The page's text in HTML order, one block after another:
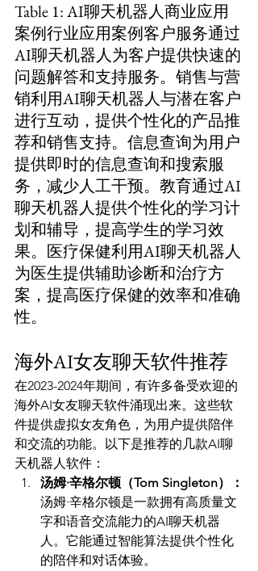
Table 1: AI聊天机器人商业应用
案例行业应用案例客户服务通过
AI聊天机器人为客户提供快速的
问题解答和支持服务。销售与营
销利用AI聊天机器人与潜在客户
进行互动，提供个性化的产品推
荐和销售支持。信息查询为用户
提供即时的信息查询和搜索服
务，减少人工干预。教育通过AI
聊天机器人提供个性化的学习计
划和辅导，提高学生的学习效
果。医疗保健利用AI聊天机器人
为医生提供辅助诊断和治疗方
案，提高医疗保健的效率和准确
性。
海外AI女友聊天软件推荐
在2023-2024年期间，有许多备受欢迎的
海外AI女友聊天软件涌现出来。这些软
件提供虚拟女友角色，为用户提供陪伴
和交流的功能。以下是推荐的几款AI聊
天机器人软件：
汤姆·辛格尔顿（Tom Singleton）：
汤姆·辛格尔顿是一款拥有高质量文
字和语音交流能力的AI聊天机器
人。它能通过智能算法提供个性化
的陪伴和对话体验。